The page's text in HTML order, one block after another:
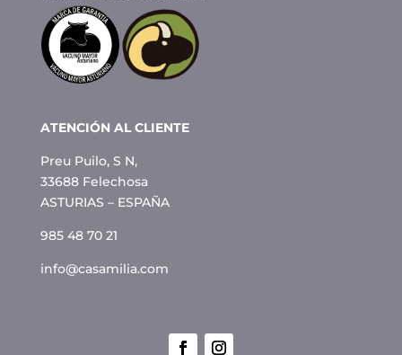
ATENCIÓN AL CLIENTE
Preu Puilo, S N,
33688 Felechosa
ASTURIAS – ESPAÑA
985 48 70 21
info@casamilia.com